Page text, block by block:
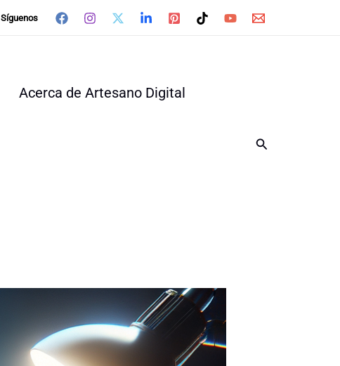
Síguenos
Acerca de Artesano Digital
Buscar